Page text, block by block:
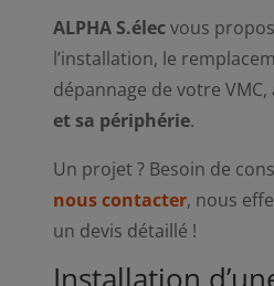
ALPHA S.élecvous
l’installation, le
dépannage de votre
et sa périphérie.
Un projet ? Besoin de
nous contacter, nous
un devis détaillé !